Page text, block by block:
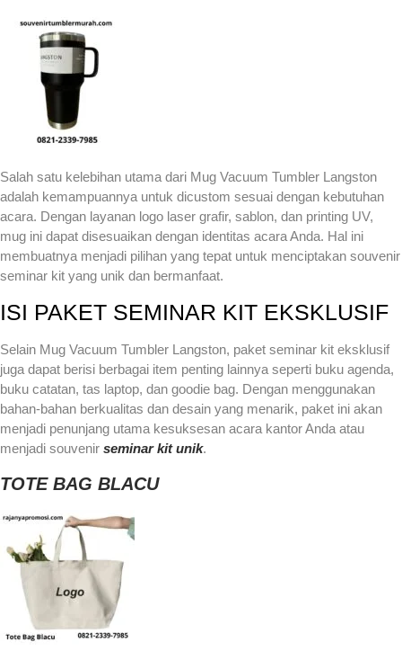
Salah satu kelebihan utama dari Mug Vacuum Tumbler Langston
adalah kemampuannya untuk dicustom sesuai dengan kebutuhan
acara. Dengan layanan logo laser grafir, sablon, dan printing UV,
mug ini dapat disesuaikan dengan identitas acara Anda. Hal ini
membuatnya menjadi pilihan yang tepat untuk menciptakan souvenir
seminar kit yang unik dan bermanfaat.
ISI PAKET SEMINAR KIT EKSKLUSIF
Selain Mug Vacuum Tumbler Langston, paket seminar kit eksklusif
juga dapat berisi berbagai item penting lainnya seperti buku agenda,
buku catatan, tas laptop, dan goodie bag. Dengan menggunakan
bahan-bahan berkualitas dan desain yang menarik, paket ini akan
menjadi penunjang utama kesuksesan acara kantor Anda atau
menjadi souvenir seminar kit unik.
TOTE BAG BLACU